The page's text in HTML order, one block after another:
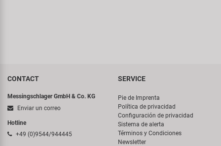
CONTACT
Messingschlager GmbH & Co. KG
Enviar un correo
Hotline
+49 (0)9544/944445
SERVICE
Pie de Imprenta
Política de privacidad
Configuración de privacidad
Sistema de alerta
Términos y Condiciones
Newsletter